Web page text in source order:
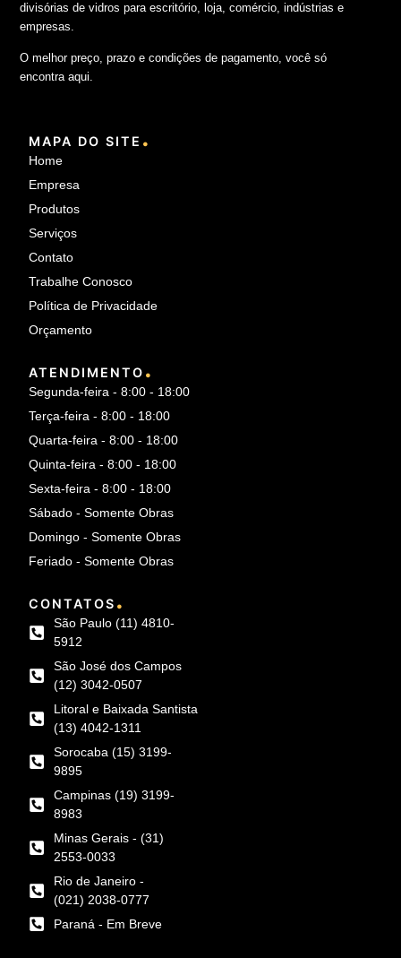
divisórias de vidros para escritório, loja, comércio, indústrias e
empresas.
O melhor preço, prazo e condições de pagamento, você só
encontra aqui.
MAPA DO SITE .
Home
Empresa
Produtos
Serviços
Contato
Trabalhe Conosco
Política de Privacidade
Orçamento
ATENDIMENTO .
Segunda-feira - 8:00 - 18:00
Terça-feira - 8:00 - 18:00
Quarta-feira - 8:00 - 18:00
Quinta-feira - 8:00 - 18:00
Sexta-feira - 8:00 - 18:00
Sábado - Somente Obras
Domingo - Somente Obras
Feriado - Somente Obras
CONTATOS .
São Paulo (11) 4810-
5912
São José dos Campos
(12) 3042-0507
Litoral e Baixada Santista
(13) 4042-1311
Sorocaba (15) 3199-
9895
Campinas (19) 3199-
8983
Minas Gerais - (31)
2553-0033
Rio de Janeiro -
(021) 2038-0777
Paraná - Em Breve